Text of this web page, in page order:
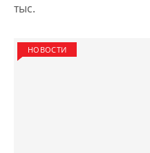
тыс.
НОВОСТИ